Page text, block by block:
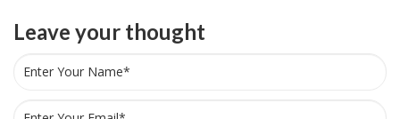
Leave your thought